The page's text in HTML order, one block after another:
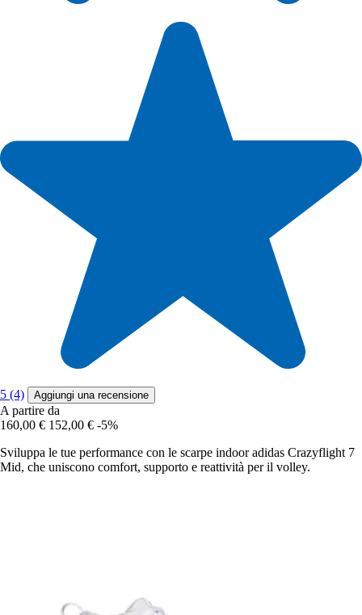
5 (4) Aggiungi una recensione
A partire da
160,00 € 152,00 € -5%
Sviluppa le tue performance con le scarpe indoor adidas Crazyflight 7
Mid, che uniscono comfort, supporto e reattività per il volley.